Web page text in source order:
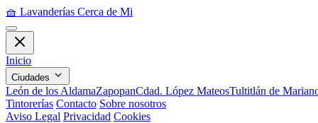
🧺 Lavanderías Cerca de Mi
Inicio
Ciudades
León de los AldamaZapopanCdad. López MateosTultitlán de
Tintorerías Contacto Sobre nosotros
Aviso Legal Privacidad Cookies